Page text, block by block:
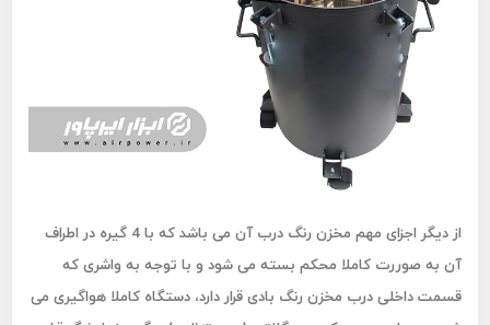
از دیگر اجزای مهم مخزن رنگ درب آن می باشد که با 4 گیره در اطراف
آن به صوررت کاملا محکم بسته می شود و با توجه به واشری که
قسمت داخلی درب مخزن رنگ بادی قرار دارد، دستگاه کاملا هواگیری می